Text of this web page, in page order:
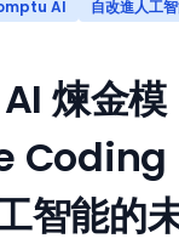
AI
自改進人工
煉金模
Coding
智能的